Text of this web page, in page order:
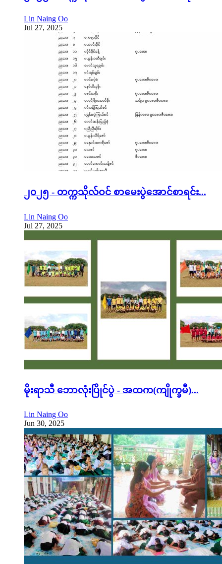
Lin Naing Oo
Jul 27, 2025
၂၀၂၅ - တက္ကသိုလ်ဝင် စာမေးပွဲအောင်စာရင်း...
Lin Naing Oo
Jul 27, 2025
မိုးရာသီ ဘောလုံးပြိုင်ပွဲ - အထက(ကျိုက္ခမီ)...
Lin Naing Oo
Jun 30, 2025